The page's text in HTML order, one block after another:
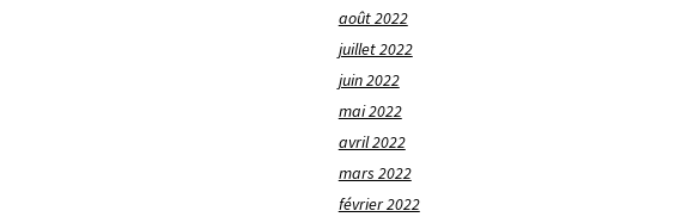
août 2022
juillet 2022
juin 2022
mai 2022
avril 2022
mars 2022
février 2022